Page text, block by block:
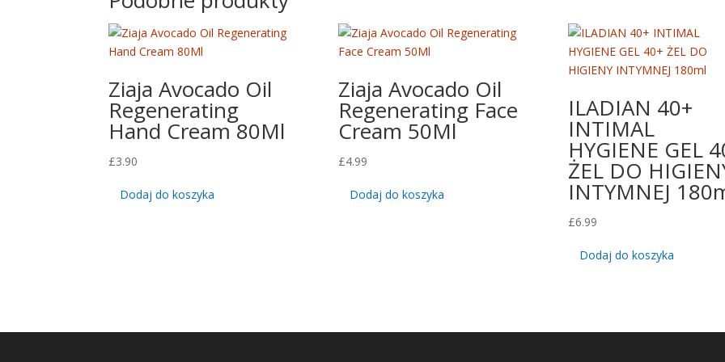
Ziaja Avocado Oil
Regenerating
Hand Cream 80Ml
£3.90
Dodaj do koszyka
Ziaja Avocado Oil
Regenerating Face
Cream 50Ml
£4.99
Dodaj do koszyka
ILADIAN 40+
INTIMAL
HYGIENE GEL
ŻEL DO
INTYMNEJ
£6.99
Dodaj do koszyka